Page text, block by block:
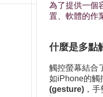
為了提供一個
置、軟體的作
什麼是多點
觸控螢幕結合
如iPhone的觸
(gesture) ，